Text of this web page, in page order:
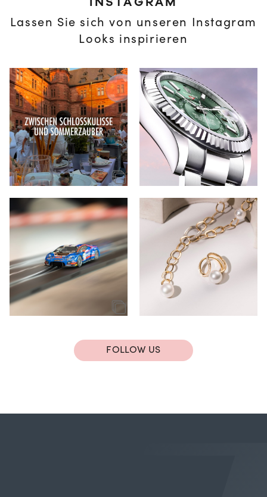
Lassen Sie sich von unseren Instagram
Looks inspirieren
FOLLOW US